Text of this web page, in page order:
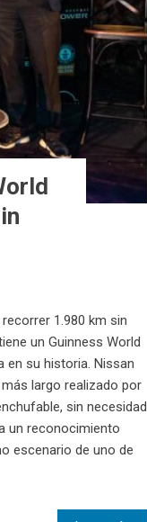
1.980 km sin
un Guinness World
en su historia. Nissan
largo realizado por
sin necesidad
un reconocimiento
escenario de uno de